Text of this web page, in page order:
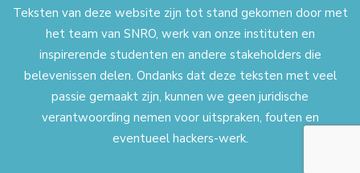
Teksten van deze website zijn tot stand gekomen door met
het team van SNRO, werk van onze instituten en
inspirerende studenten en andere stakeholders die
belevenissen delen. Ondanks dat deze teksten met veel
passie gemaakt zijn, kunnen we geen juridische
verantwoording nemen voor uitspraken, fouten en
eventueel hackers-werk.